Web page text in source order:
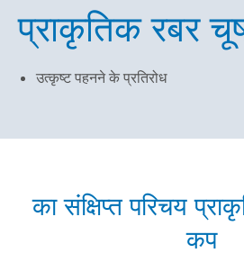
प्राकृतिक रबर
उत्कृष्ट पहनने के प्रतिरोध
का संक्षिप्त परिचय
कप